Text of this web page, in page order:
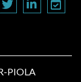
PIOLA